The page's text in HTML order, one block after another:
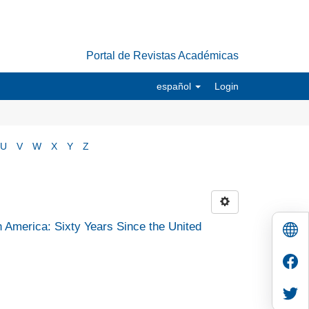
Portal de Revistas Académicas
español Login
U V W X Y Z
Sixty Years Since the United